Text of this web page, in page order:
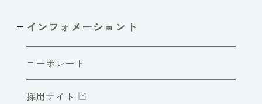
インフォメーショント
コーポレート
採用サイト